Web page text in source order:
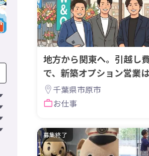
地方から関東へ。引越し
で、新築オプション営業
か。千葉県市原市
お仕事
募集終了